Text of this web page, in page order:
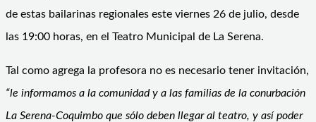
de estas bailarinas regionales este viernes 26 de julio, desde
las 19:00 horas, en el Teatro Municipal de La Serena.
Tal como agrega la profesora no es necesario tener invitación,
“le informamos a la comunidad y a las familias de la conurbación
La Serena-Coquimbo que sólo deben llegar al teatro, y así poder